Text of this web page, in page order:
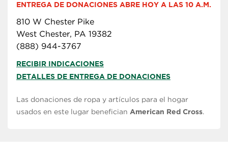
ENTREGA DE DONACIONES ABRE HOY A LAS 10 A.M.
810 W Chester Pike
West Chester, PA 19382
(888) 944-3767
RECIBIR INDICACIONES
DETALLES DE ENTREGA DE DONACIONES
Las donaciones de ropa y artículos para el hogar
usados en este lugar benefician American Red Cross.